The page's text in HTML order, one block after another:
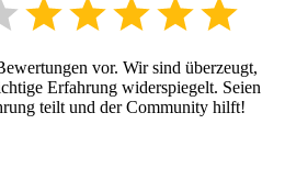
vor. Wir sind überzeugt,
Erfahrung widerspiegelt. Seien
teilt und der Community hilft!